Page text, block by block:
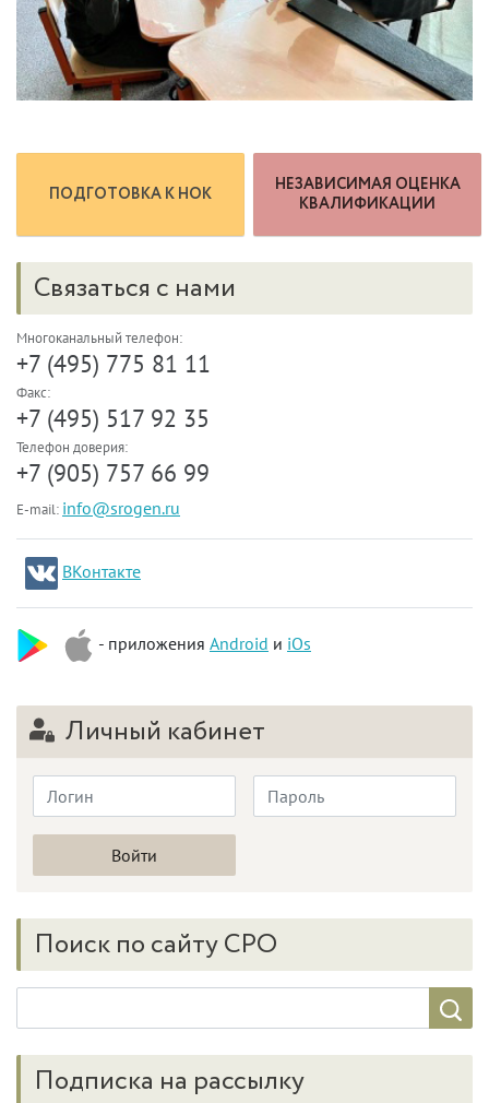
ПОДГОТОВКА К НОК
НЕЗАВИСИМАЯ ОЦЕНКА
КВАЛИФИКАЦИИ
Связаться с нами
Многоканальный телефон:
+7 (495) 775 81 11
Факс:
+7 (495) 517 92 35
Телефон доверия:
+7 (905) 757 66 99
E-mail: info@srogen.ru
ВКонтакте
- приложения Android и iOs
Личный кабинет
Поиск по сайту СРО
Подписка на рассылку